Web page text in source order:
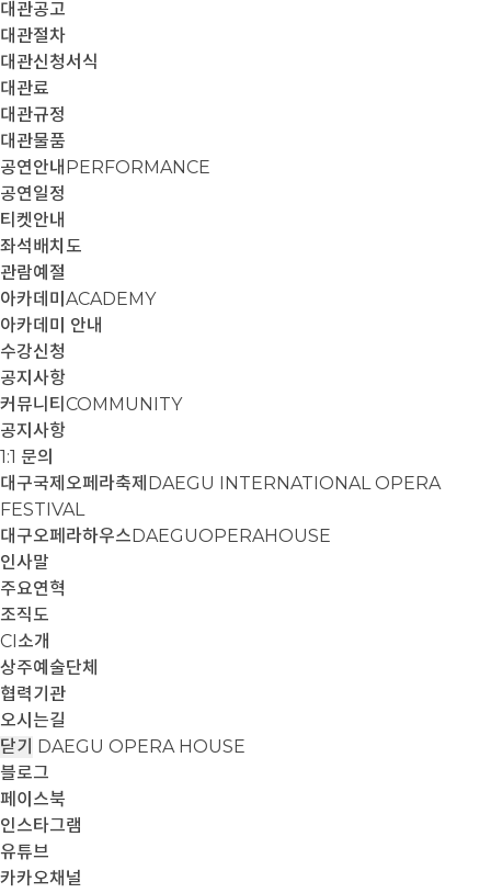
대관공고
대관절차
대관신청서식
대관료
대관규정
대관물품
공연안내 PERFORMANCE
공연일정
티켓안내
좌석배치도
관람예절
아카데미 ACADEMY
아카데미 안내
수강신청
공지사항
커뮤니티 COMMUNITY
공지사항
1:1 문의
대구국제오페라축제 DAEGU INTERNATIONAL OPERA
FESTIVAL
대구오페라하우스DAEGUOPERAHOUSE
인사말
주요연혁
조직도
CI소개
상주예술단체
협력기관
오시는길
닫기 DAEGU OPERA HOUSE
블로그
페이스북
인스타그램
유튜브
카카오채널